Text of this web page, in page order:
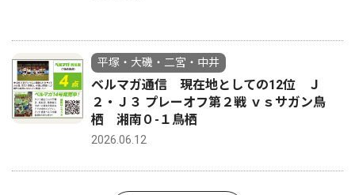
平塚・大磯・二宮・中井
ベルマガ通信 現在地としての12位 Ｊ
２・Ｊ３ プレーオフ第２戦 ｖｓサガン鳥
栖 湘南０-１鳥栖
2026.06.12